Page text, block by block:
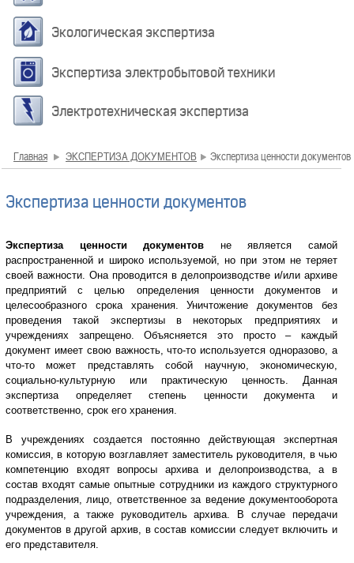
Экологическая экспертиза
Экспертиза электробытовой техники
Электротехническая экспертиза
Главная ЭКСПЕРТИЗА ДОКУМЕНТОВ Экспертиза ценности документов
Экспертиза ценности документов
Экспертиза ценности документов не является самой
распространенной и широко используемой, но при этом не теряет
своей важности. Она проводится в делопроизводстве и/или архиве
предприятий с целью определения ценности документов и
целесообразного срока хранения. Уничтожение документов без
проведения такой экспертизы в некоторых предприятиях и
учреждениях запрещено. Объясняется это просто – каждый
документ имеет свою важность, что-то используется одноразово, а
что-то может представлять собой научную, экономическую,
социально-культурную или практическую ценность. Данная
экспертиза определяет степень ценности документа и
соответственно, срок его хранения.
В учреждениях создается постоянно действующая экспертная
комиссия, в которую возглавляет заместитель руководителя, в чью
компетенцию входят вопросы архива и делопроизводства, а в
состав входят самые опытные сотрудники из каждого структурного
подразделения, лицо, ответственное за ведение документооборота
учреждения, а также руководитель архива. В случае передачи
документов в другой архив, в состав комиссии следует включить и
его представителя.